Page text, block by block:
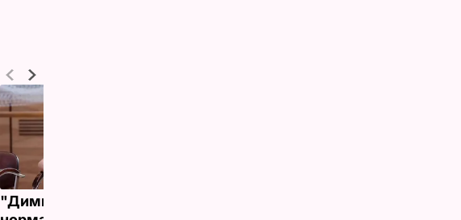
"Димка был вроде